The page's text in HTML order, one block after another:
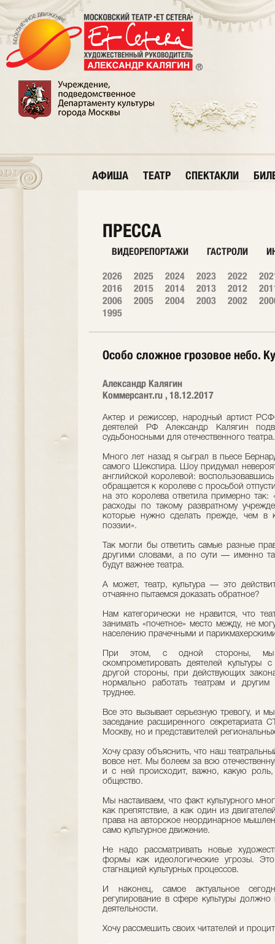
АФИША ТЕАТР СПЕКТАКЛИ
ПРЕССА
ВИДЕОРЕПОРТАЖИ ГАСТРОЛИ
2026 2025 2024 2023 2022
2016
2015 2014 2013 2012
2006
2005 2004 2003 2002
1995
Особо сложное грозовое небо.
Александр Калягин
Коммерсант.ru , 18.12.2017
Актер и режиссер, народный артист
деятелей РФ Александр Калягин
судьбоносными для отечественного театра.
Много лет назад я сыграл в пьесе
самого Шекспира. Шоу придумал
английской королевой:
обращается к королеве с просьбой
на это королева ответила примерно
расходы по такому развратному
которые нужно сделать прежде, чем в
поэзии».
Так могли бы ответить самые разные
другими словами, а по сути — именно
будут важнее театра.
А может, театр, культура — это
отчаянно пытаемся доказать обратное?
Нам категорически не нравится, что
занимать «почетное» место между, не
населению прачечными и
При этом, с одной стороны, мы
скомпрометировать деятелей
другой стороны, при действующих
нормально работать театрам и другим
труднее.
Все это вызывает серьезную тревогу, и
заседание расширенного
Москву, но и представителей
Хочу сразу объяснить, что наш
вовсе нет. Мы болеем за всю
и с ней происходит, важно, какую роль,
общество.
Мы настаиваем, что факт культурного
как препятствие, а как один из
права на авторское неординарное
само культурное движение.
Не надо рассматривать новые
формы как идеологические угрозы.
стагнацией культурных процессов.
И наконец, самое актуальное
регулирование в сфере культуры должно
деятельности.
Хочу рассмешить своих читателей и